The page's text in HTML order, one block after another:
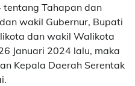
tentang Tahapan dan
wakil Gubernur, Bupati
dan wakil Walikota
Januari 2024 lalu, maka
Kepala Daerah Serentak